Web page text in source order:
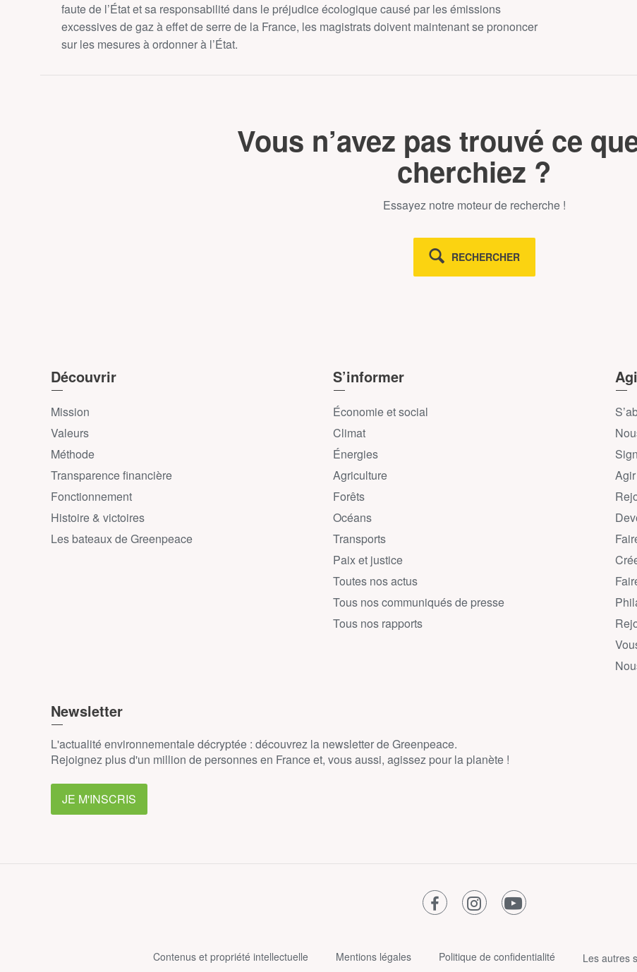
faute de l’État et sa responsabilité dans le préjudice écologique causé par les émissions
excessives de gaz à effet de serre de la France, les magistrats doivent maintenant se prononcer
sur les mesures à ordonner à l’État.
Vous n’avez pas trouvé ce
cherchiez ?
Essayez notre moteur de recherche !
RECHERCHER
Découvrir
Mission
Valeurs
Méthode
Transparence financière
Fonctionnement
Histoire & victoires
Les bateaux de Greenpeace
S’informer
Économie et social
Climat
Énergies
Agriculture
Forêts
Océans
Transports
Paix et justice
Toutes nos actus
Tous nos communiqués de presse
Tous nos rapports
Newsletter
L'actualité environnementale décryptée : découvrez la newsletter de Greenpeace.
Rejoignez plus d'un million de personnes en France et, vous aussi, agissez pour la planète !
JE M'INSCRIS
facebookinstagramyoutube
Contenus et propriété intellectuelle Mentions légales Politique de confidentialité Les autres